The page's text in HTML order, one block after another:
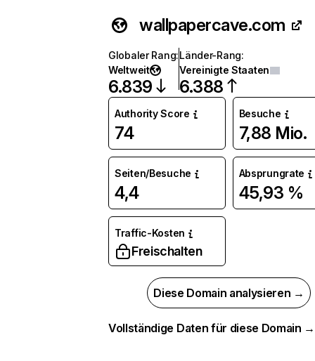
wallpapercave.com
Globaler Rang:
Weltweit
6.839
Länder-Rang:
Vereinigte Staaten
6.388
Authority Score
74
Besuche
7,88 Mio.
Seiten/Besuche
4,4
Absprungrate
45,93 %
Traffic-Kosten
Freischalten
Diese Domain analysieren →
Vollständige Daten für diese Domain →